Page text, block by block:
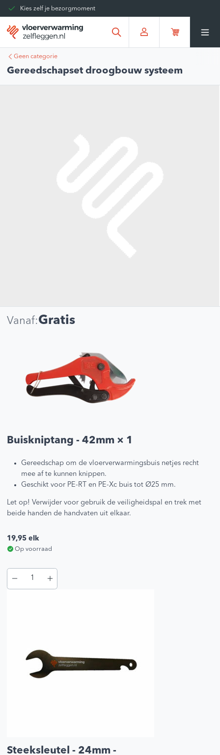
Kies zelf je bezorgmoment
Tot 30 dagen terug te sturen
Gratis verzending vanaf
€375,00*
Geen categorie
Gereedschapset droogbouw systeem
Vanaf:Gratis
Buiskniptang - 42mm × 1
Gereedschap om de vloerverwarmingsbuis netjes recht
mee af te kunnen knippen.
Geschikt voor PE-RT en PE-Xc buis tot Ø25 mm.
Let op! Verwijder voor gebruik de veiligheidspal en trek met
beide handen de handvaten uit elkaar.
19,95 elk
Op voorraad
Steeksleutel - 24mm -